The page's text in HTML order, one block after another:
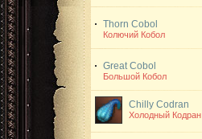
Thorn Cobol
Колючий Кобол
Great Cobol
Большой Кобол
Chilly Codran
Холодный Кодран